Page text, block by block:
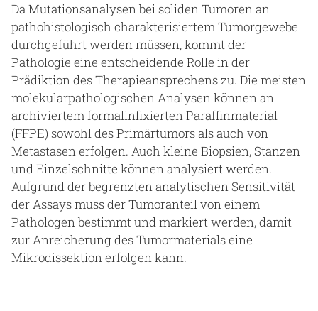
Da Mutationsanalysen bei soliden Tumoren an
pathohistologisch charakterisiertem Tumorgewebe
durchgeführt werden müssen, kommt der
Pathologie eine entscheidende Rolle in der
Prädiktion des Therapieansprechens zu. Die meisten
molekularpathologischen Analysen können an
archiviertem formalinfixierten Paraffinmaterial
(FFPE) sowohl des Primärtumors als auch von
Metastasen erfolgen. Auch kleine Biopsien, Stanzen
und Einzelschnitte können analysiert werden.
Aufgrund der begrenzten analytischen Sensitivität
der Assays muss der Tumoranteil von einem
Pathologen bestimmt und markiert werden, damit
zur Anreicherung des Tumormaterials eine
Mikrodissektion erfolgen kann.